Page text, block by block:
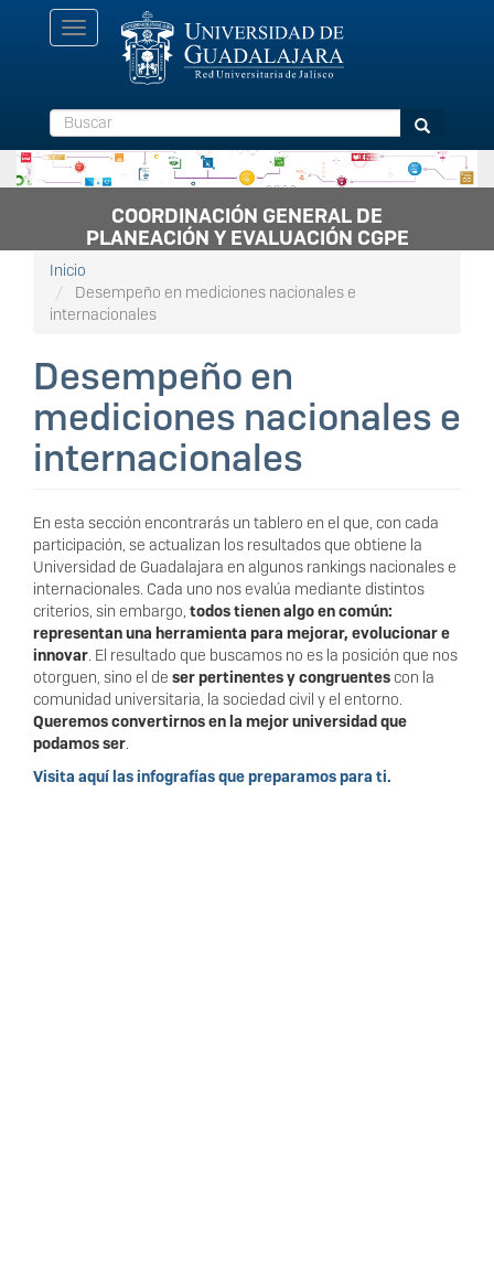
Toggle
navigation
Buscar Buscar
COORDINACIÓN GENERAL DE
PLANEACIÓN Y EVALUACIÓN CGPE
Inicio
Desempeño en mediciones nacionales e
internacionales
Desempeño en
mediciones nacionales e
internacionales
En esta sección encontrarás un tablero en el que, con cada
participación, se actualizan los resultados que obtiene la
Universidad de Guadalajara en algunos rankings nacionales e
internacionales. Cada uno nos evalúa mediante distintos
criterios, sin embargo, todos tienen algo en común:
representan una herramienta para mejorar, evolucionar e
innovar. El resultado que buscamos no es la posición que nos
otorguen, sino el de ser pertinentes y congruentes con la
comunidad universitaria, la sociedad civil y el entorno.
Queremos convertirnos en la mejor universidad que
podamos ser.
Visita aquí las infografías que preparamos para ti.